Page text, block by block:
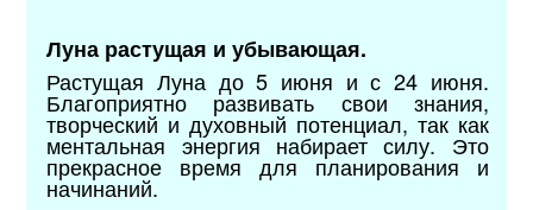
Луна растущая и убывающая.
Растущая Луна до 5 июня и с 24 июня.
Благоприятно развивать свои знания,
творческий и духовный потенциал, так как
ментальная энергия набирает силу. Это
прекрасное время для планирования и
начинаний.